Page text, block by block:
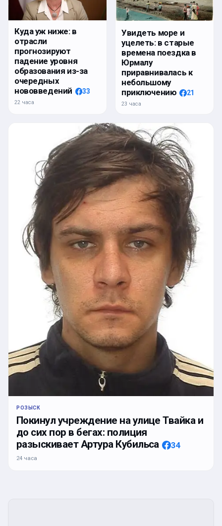
Куда уж ниже: в
отрасли
прогнозируют
падение уровня
образования из-за
очередных
нововведений
33
22 часа
Увидеть море и
уцелеть: в старые
времена поездка в
Юрмалу
приравнивалась к
небольшому
приключению
21
23 часа
РОЗЫСК
Покинул учреждение на улице Твайка и
до сих пор в бегах: полиция
разыскивает Артура Кубильса
34
24 часа